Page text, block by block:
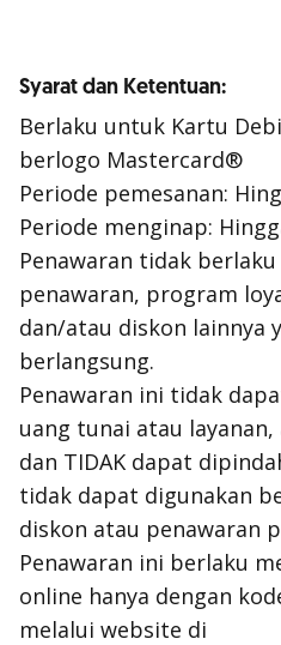
Syarat dan Ketentuan:
Berlaku untuk Kartu
berlogo Mastercard®
Periode pemesanan:
Periode menginap:
Penawaran tidak
penawaran, program
dan/atau diskon lainnya
berlangsung.
Penawaran ini tidak
uang tunai atau
dan TIDAK dapat
tidak dapat digunakan
diskon atau penawaran
Penawaran ini berlaku
online hanya dengan
melalui website di